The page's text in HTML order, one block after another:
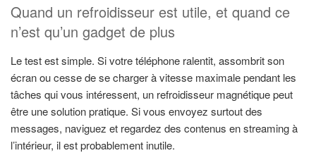
Quand un refroidisseur est utile, et quand ce
n’est qu’un gadget de plus
Le test est simple. Si votre téléphone ralentit, assombrit son
écran ou cesse de se charger à vitesse maximale pendant les
tâches qui vous intéressent, un refroidisseur magnétique peut
être une solution pratique. Si vous envoyez surtout des
messages, naviguez et regardez des contenus en streaming à
l’intérieur, il est probablement inutile.